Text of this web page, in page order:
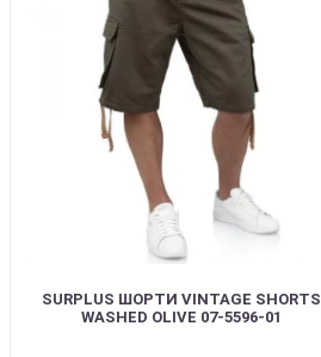
SURPLUS ШОРТИ VINTAGE SHORTS
WASHED OLIVE 07-5596-01